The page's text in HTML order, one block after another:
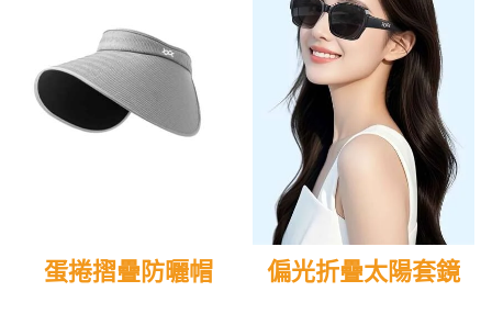
蛋捲摺疊防曬帽 偏光折疊太陽套鏡